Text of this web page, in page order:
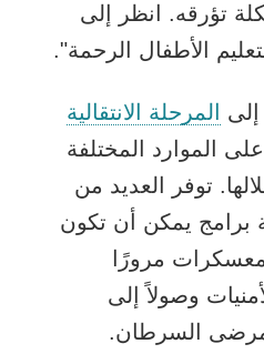
تؤرقه. انظر إلى
الأطفال الرحمة".
المرحلة الانتقالية
الموارد المختلفة
توفر العديد من
برامج يمكن أن تكون
مرورًا
وصولاً إلى
السرطان.